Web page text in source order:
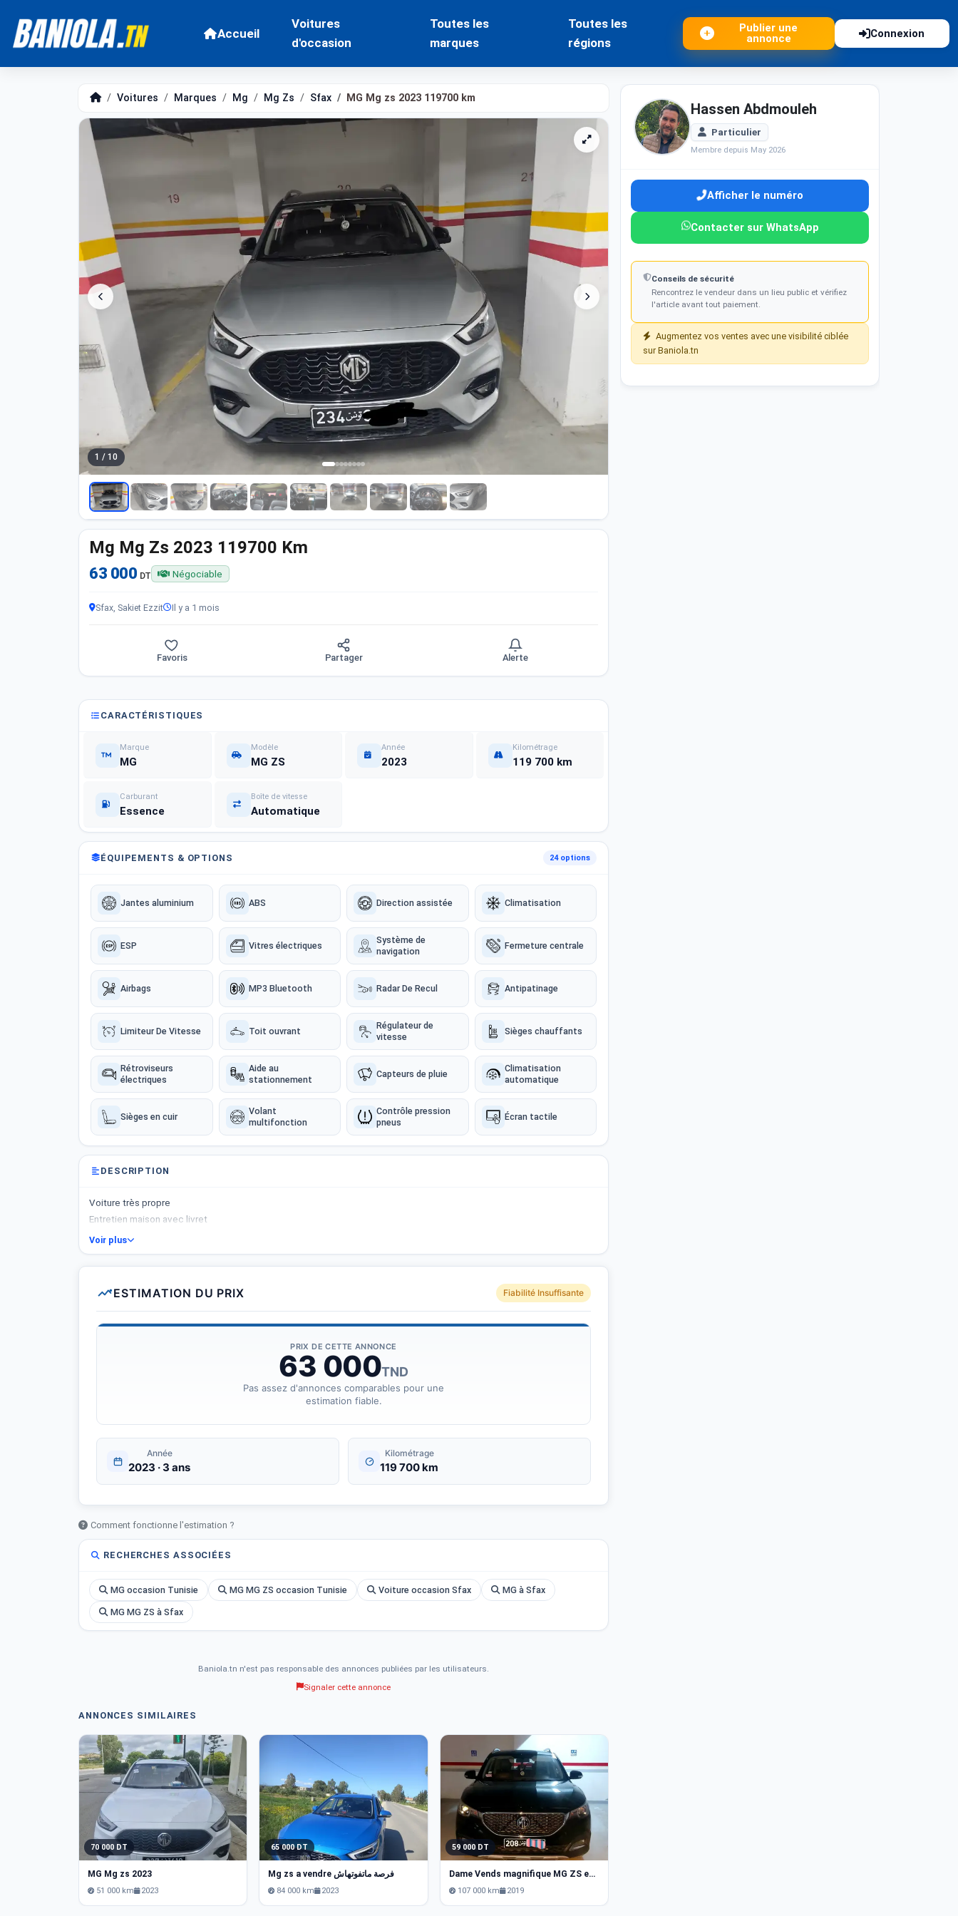
Accueil
Voitures
d'occasion
Toutes les
marques
Toutes les
régions
Publier une
annonce
Connexion
Voitures Marques Mg Mg Zs Sfax MG Mg zs 2023 119700 km
1 / 10
Mg Mg Zs 2023 119700 Km
63 000 DT Négociable
Sfax, Sakiet Ezzit Il y a 1 mois
Favoris Partager Alerte
CARACTÉRISTIQUES
Marque
MG
Modèle
MG ZS
Année
2023
Kilométrage
119 700 km
Carburant
Essence
Boîte de vitesse
Automatique
ÉQUIPEMENTS & OPTIONS 24 options
Jantes aluminium ABS Direction assistée Climatisation
ESP Vitres électriques
Système de
navigation
Fermeture centrale
Airbags MP3 Bluetooth Radar De Recul Antipatinage
Limiteur De Vitesse Toit ouvrant
Régulateur de
vitesse
Sièges chauffants
Rétroviseurs
électriques
Aide au
stationnement
Capteurs de pluie
Climatisation
automatique
Sièges en cuir
Volant
multifonction
Contrôle pression
pneus
Écran tactile
DESCRIPTION
Voiture très propre
Entretien maison avec livret
Voir plus
ESTIMATION DU PRIX Fiabilité Insuffisante
PRIX DE CETTE ANNONCE
63 000TND
Pas assez d'annonces comparables pour une
estimation fiable.
Année
2023 · 3 ans
Kilométrage
119 700 km
Comment fonctionne l'estimation ?
RECHERCHES ASSOCIÉES
MG occasion Tunisie MG MG ZS occasion Tunisie Voiture occasion Sfax MG à Sfax
MG MG ZS à Sfax
Baniola.tn n'est pas responsable des annonces publiées par les utilisateurs.
Signaler cette annonce
ANNONCES SIMILAIRES
70 000 DT
MG Mg zs 2023
51 000 km 2023
65 000 DT
Mg zs a vendre فرصة ماتفوتهاش
84 000 km 2023
59 000 DT
Dame Vends magnifique MG ZS entretenue avec le plus grand soin.
107 000 km 2019
Hassen Abdmouleh
Particulier
Membre depuis May 2026
Afficher le numéro
Contacter sur WhatsApp
Conseils de sécurité
Rencontrez le vendeur dans un lieu public et vérifiez
l'article avant tout paiement.
Augmentez vos ventes avec une visibilité ciblée
sur Baniola.tn